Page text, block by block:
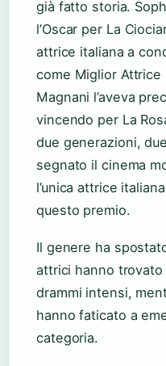
già fatto storia.
l’Oscar per La
attrice italiana a
come Miglior Attrice
Magnani l’aveva
vincendo per La
due generazioni,
segnato il cinema
l’unica attrice
questo premio.
Il genere ha
attrici hanno trovato
drammi intensi,
hanno faticato a
categoria.